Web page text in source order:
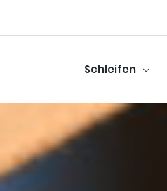
Schleifen